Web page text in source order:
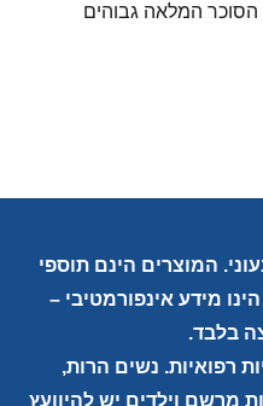
המלאה גבוהים
המוצרים הינם תוספי
מידע אינפורמטיבי –
בלבד.
רפואיות. נשים הרות,
מרשם וילדים יש להיוועץ